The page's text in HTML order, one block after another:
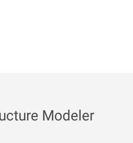
Modeler